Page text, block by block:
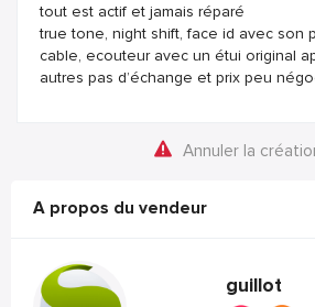
tout est actif et jamais réparé
true tone, night shift, face id avec son
cable, ecouteur avec un étui original
autres pas d’échange et prix peu
Annuler la
A propos du vendeur
guillot